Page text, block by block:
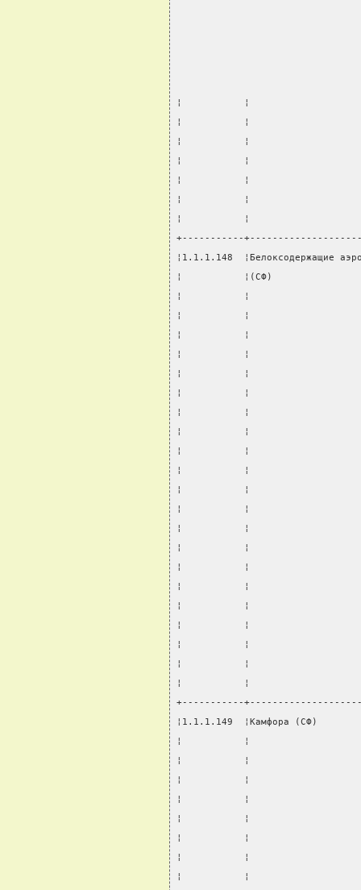
¦           ¦
¦           ¦
¦           ¦
¦           ¦
¦           ¦
¦           ¦
¦           ¦
+-----------
¦1.1.1.148  ¦Белоксодержащие
¦           ¦(СФ)
¦           ¦
¦           ¦
¦           ¦
¦           ¦
¦           ¦
¦           ¦
¦           ¦
¦           ¦
¦           ¦
¦           ¦
¦           ¦
¦           ¦
¦           ¦
¦           ¦
¦           ¦
¦           ¦
¦           ¦
¦           ¦
¦           ¦
¦           ¦
¦           ¦
+-----------
¦1.1.1.149  ¦Камфора (СФ)
¦           ¦
¦           ¦
¦           ¦                           ¦
¦           ¦
¦           ¦
¦           ¦
¦           ¦
¦           ¦